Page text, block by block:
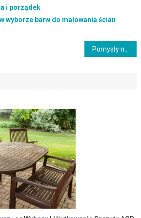
i porządek
wyborze barw do malowania ścian